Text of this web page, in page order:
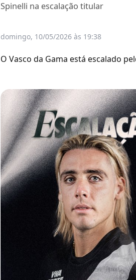
Spinelli na escalação titular
domingo, 10/05/2026 às 19:38
O Vasco da Gama está escalado